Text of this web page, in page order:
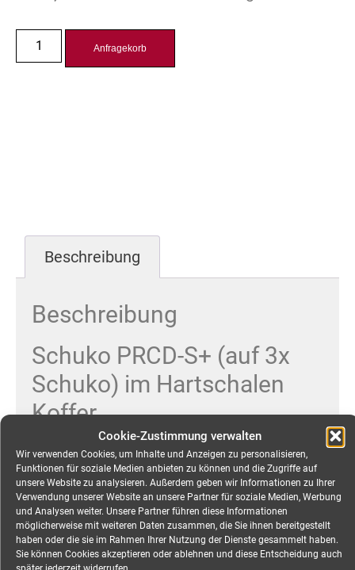
Cookie-Zustimmung verwalten
Wir verwenden Cookies, um Inhalte und Anzeigen zu personalisieren,
Funktionen für soziale Medien anbieten zu können und die Zugriffe auf
unsere Website zu analysieren. Außerdem geben wir Informationen zu Ihrer
Verwendung unserer Website an unsere Partner für soziale Medien, Werbung
und Analysen weiter. Unsere Partner führen diese Informationen
möglicherweise mit weiteren Daten zusammen, die Sie ihnen bereitgestellt
haben oder die sie im Rahmen Ihrer Nutzung der Dienste gesammelt haben.
Sie können Cookies akzeptieren oder ablehnen und diese Entscheidung auch
Anfragekorb
Beschreibung
Beschreibung
Schuko PRCD-S+ (auf 3x
Schuko) im Hartschalen
Koffer
PRCD-S+ inline 16A 230V 30mA IP55
Mobiler Personenschutz vor Elektrounfällen auf
Bau- und Montagestellen. Das entscheidende PLUS
an Sicherheit!
Herstellerinformationen:In neuem Fenster öffnen